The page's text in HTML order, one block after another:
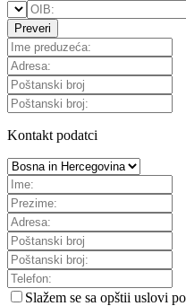
Preveri
Kontakt podatci
Slažem se sa opštii uslovi